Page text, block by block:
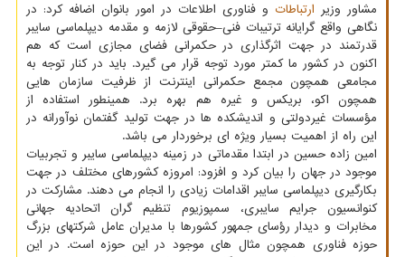
مشاور وزیر ارتباطات و فناوری اطلاعات در امور بانوان اضافه کرد: در
نگاهی واقع گرایانه ترتیبات فنی–حقوقی لازمه و مقدمه دیپلماسی سایبر
قدرتمند در جهت اثرگذاری در حکمرانی فضای مجازی است که هم
اکنون در کشور ما کمتر مورد توجه قرار می گیرد. باید در کنار توجه به
مجامعی همچون مجمع حکمرانی اینترنت از ظرفیت سازمان هایی
همچون اکو، بریکس و غیره هم بهره برد. همینطور استفاده از
مؤسسات غیردولتی و اندیشکده ها در جهت تولید گفتمان نوآورانه در
این راه از اهمیت بسیار ویژه ای برخوردار می باشد.
امین زاده حسین در ابتدا مقدماتی در زمینه دیپلماسی سایبر و تجربیات
موجود در جهان را بیان کرد و افزود: امروزه کشورهای مختلف در جهت
بکارگیری دیپلماسی سایبر اقدامات زیادی را انجام می دهند. مشارکت در
کنوانسیون جرایم سایبری، سمپوزیوم تنظیم گران اتحادیه جهانی
مخابرات و دیدار رؤسای جمهور کشورها با مدیران عامل شرکتهای بزرگ
حوزه فناوری همچون مثال های موجود در این حوزه است. در این